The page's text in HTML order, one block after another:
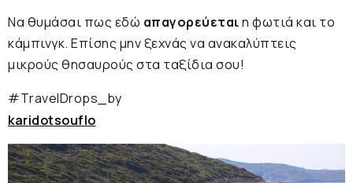
Να θυμάσαι πως εδώ απαγορεύεταιη φωτιά και το
κάμπινγκ. Επίσης μην ξεχνάς να ανακαλύπτεις
μικρούς θησαυρούς στα ταξίδια σου!
#ΤravelDrops_by
karidotsouflo